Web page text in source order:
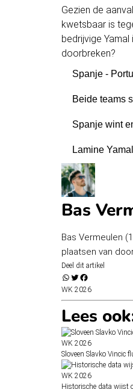
Gezien de
kwetsbaar is
bedrijvige
doorbreken?
Spanje -
Beide teams
Spanje wint
Lamine
Bas
Bas Vermeulen
plaatsen van
Deel dit artikel
WK 2026
Lees
WK 2026
Sloveen Slavko Vincic
WK 2026
Historische data wijst